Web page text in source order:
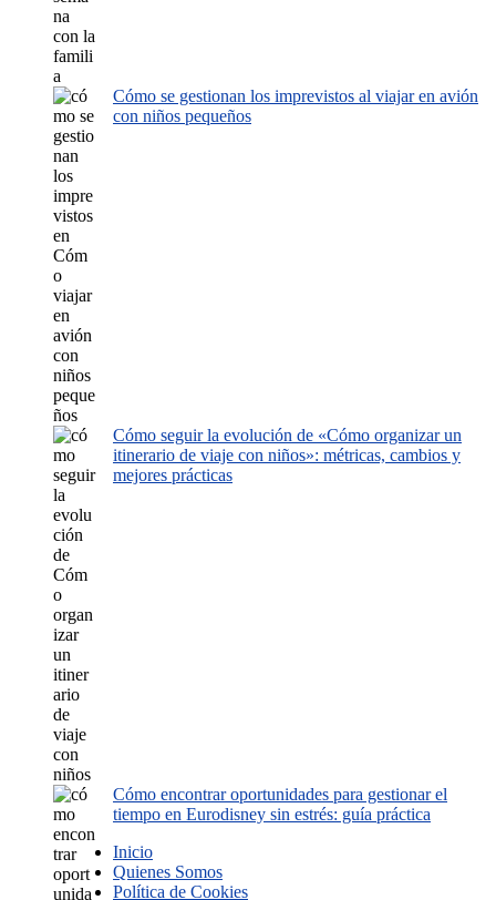
Cómo se gestionan los imprevistos al viajar en avión
con niños pequeños
Cómo seguir la evolución de «Cómo organizar un
itinerario de viaje con niños»: métricas, cambios y
mejores prácticas
Cómo encontrar oportunidades para gestionar el
tiempo en Eurodisney sin estrés: guía práctica
Inicio
Quienes Somos
Política de Cookies